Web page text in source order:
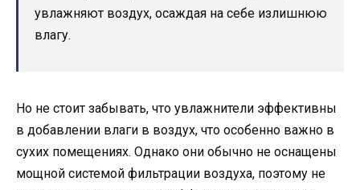
увлажняют воздух, осаждая на себе излишнюю
влагу.
Но не стоит забывать, что увлажнители эффективны
в добавлении влаги в воздух, что особенно важно в
сухих помещениях. Однако они обычно не оснащены
мощной системой фильтрации воздуха, поэтому не